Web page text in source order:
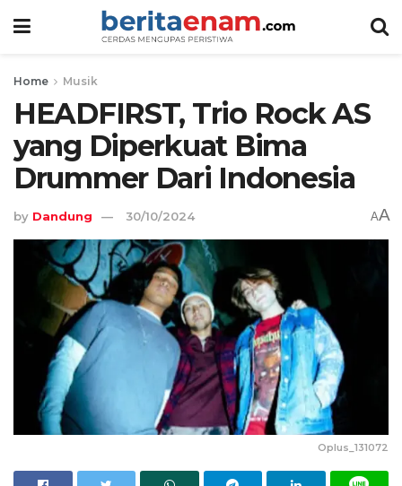
Home Musik
HEADFIRST, Trio Rock AS
yang Diperkuat Bima
Drummer Dari Indonesia
by Dandung 30/10/2024 AA
Oplus_131072